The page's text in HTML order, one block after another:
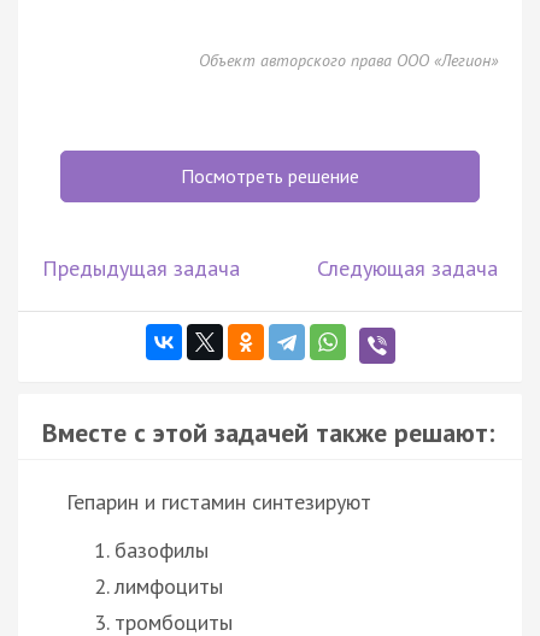
Объект авторского права ООО «Легион»
Посмотреть решение
Предыдущая задача Следующая задача
Вместе с этой задачей также решают:
Гепарин и гистамин синтезируют
базофилы
лимфоциты
тромбоциты